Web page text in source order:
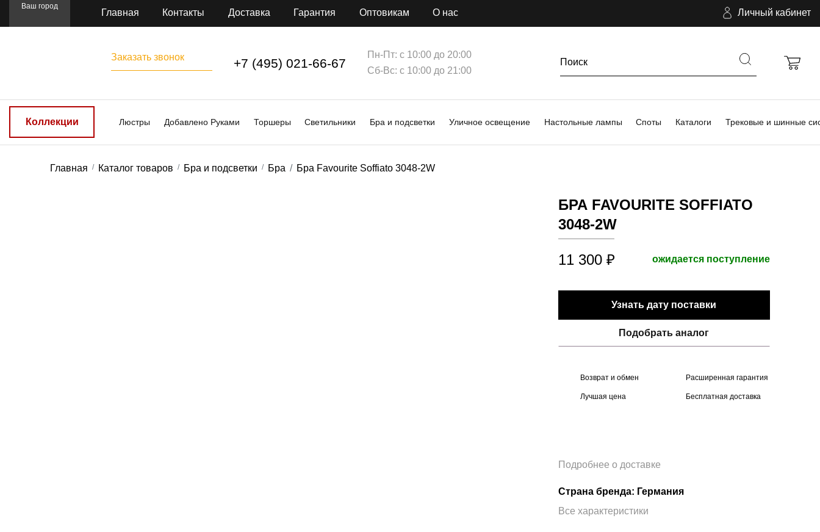
Ваш город
Главная Контакты Доставка Гарантия Оптовикам О нас Личный кабинет
Заказать звонок +7 (495) 021-66-67
Пн-Пт: с 10:00 до 20:00
Сб-Вс: с 10:00 до 21:00
Коллекции Люстры Добавлено Руками Торшеры Светильники Бра и подсветки Уличное освещение Настольные лампы Споты Каталоги Трековые и шинные
Главная Каталог товаров Бра и подсветки Бра Бра Favourite Soffiato 3048-2W
БРА FAVOURITE SOFFIATO
3048-2W
11 300 ₽ ожидается поступление
Узнать дату поставки
Подобрать аналог
Возврат и обмен Расширенная гарантия
Лучшая цена Бесплатная доставка
Подробнее о доставке
Страна бренда: Германия
Все характеристики